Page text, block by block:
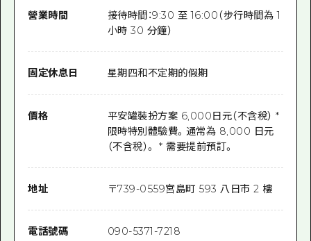
營業時間
接待時間：9:30 至 16:00（步行時間為 1
小時 30 分鐘）
固定休息日 星期四和不定期的假期
價格
平安罐裝扮方案 6,000日元（不含稅） *
限時特別體驗費。通常為 8,000 日元
（不含稅）。 * 需要提前預訂。
地址 〒739-0559宮島町 593 八日市 2 樓
電話號碼 090-5371-7218